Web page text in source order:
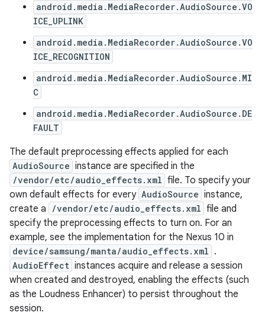
android.media.MediaRecorder.AudioSource.VO
ICE_UPLINK
android.media.MediaRecorder.AudioSource.VO
ICE_RECOGNITION
android.media.MediaRecorder.AudioSource.MI
C
android.media.MediaRecorder.AudioSource.DE
FAULT
The default preprocessing effects applied for each
AudioSource instance are specified in the
/vendor/etc/audio_effects.xml file. To specify your
own default effects for every AudioSource instance,
create a
/vendor/etc/audio_effects.xml file and
specify the preprocessing effects to turn on. For an
example, see the implementation for the Nexus 10 in
device/samsung/manta/audio_effects.xml .
AudioEffect instances acquire and release a session
when created and destroyed, enabling the effects (such
as the Loudness Enhancer) to persist throughout the
session.